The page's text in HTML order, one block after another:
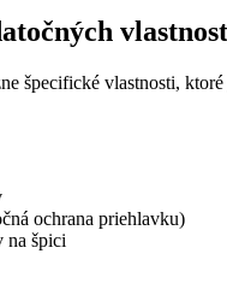
špecifické vlastnosti,
ochrana priehlavku)
na špici